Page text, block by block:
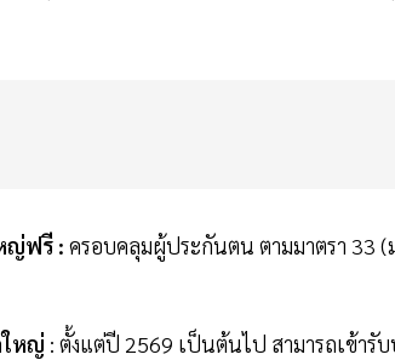
ญ่ฟรี : ครอบคลุมผู้ประกันตน ตามมาตรา 33
ใหญ่ : ตั้งแต่ปี 2569 เป็นต้นไป สามารถเข้า